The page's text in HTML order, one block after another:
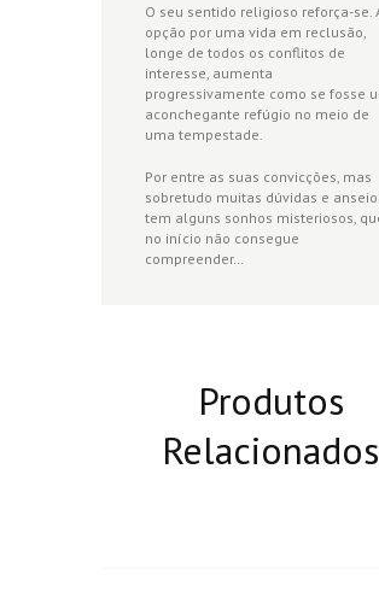
O seu sentido religioso reforça-se.
opção por uma vida em reclusão,
longe de todos os conflitos de
interesse, aumenta
progressivamente como se fosse
aconchegante refúgio no meio de
uma tempestade.
Por entre as suas convicções, mas
sobretudo muitas dúvidas e
tem alguns sonhos misteriosos,
no início não consegue
compreender…
Produtos
Relacionados